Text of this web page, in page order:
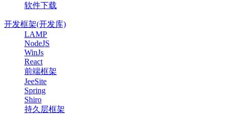
软件下载
开发框架(开发库)
LAMP
NodeJS
WinJs
React
前端框架
JeeSite
Spring
Shiro
持久层框架